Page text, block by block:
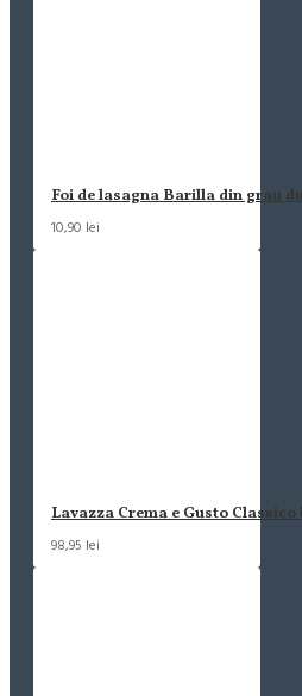
Foi de lasagna Barilla din grau
10,90 lei
Lavazza Crema e Gusto Classico
98,95 lei